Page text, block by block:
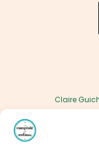
Claire